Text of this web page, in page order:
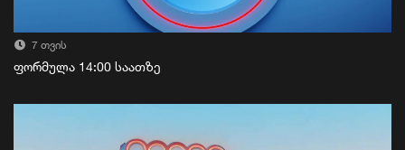
7 თვის
ფორმულა 14:00 საათზე